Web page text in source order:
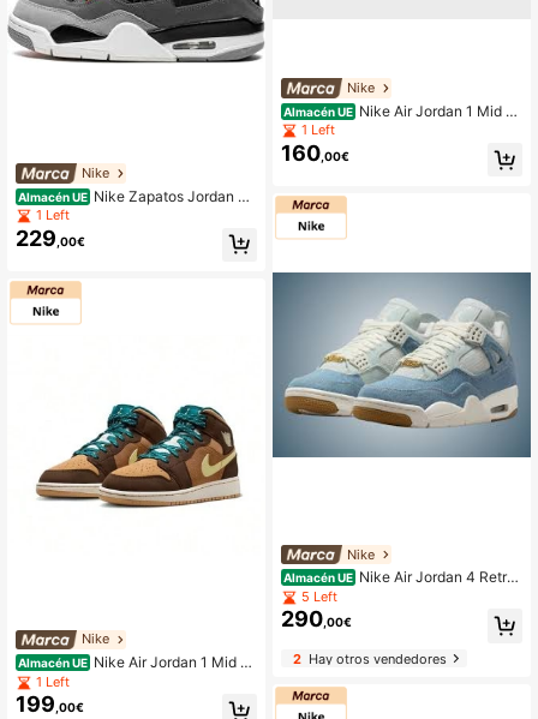
Nike
Almacén UE Nike Zapatos Jordan 4
Retro Infrared (GS) Gris Negro Niño
s
1 Left
229 ,00€
Nike
Almacén UE Nike Air Jordan 1 Mid C
acao Wow Zapatos para Niños
1 Left
199 ,00€
Nike
Almacén UE Nike Air Jordan 1 Mid Ju
nior1 Left
160 ,00€
Nike
Almacén UE Nike Air Jordan 4 Retro
Tex5 Left
290,00€
2Hay otros vendedores